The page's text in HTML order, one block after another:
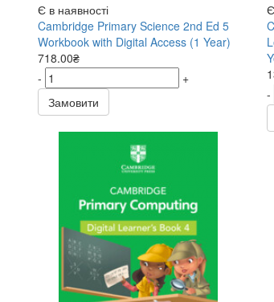
Є в наявності
Cambridge Primary Science 2nd Ed 5
Workbook with Digital Access (1 Year)
718.00₴
-
+
Замовити
-